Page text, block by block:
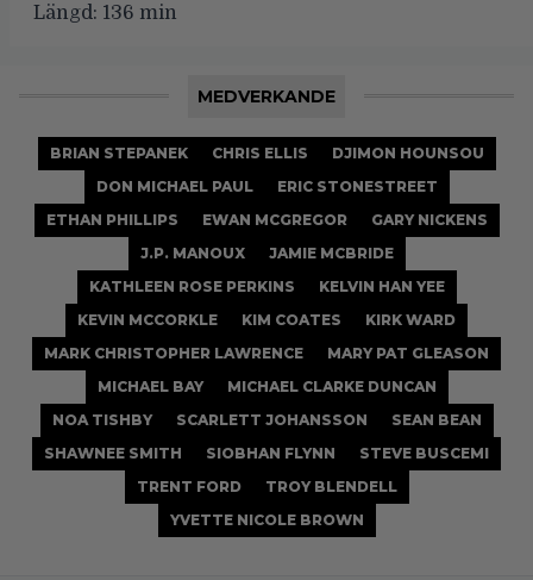
Längd: 136 min
MEDVERKANDE
BRIAN STEPANEK CHRIS ELLIS
DJIMON HOUNSOU
DON MICHAEL PAUL
ERIC STONESTREET
ETHAN PHILLIPS
EWAN MCGREGOR
GARY NICKENS
J.P. MANOUX
JAMIE MCBRIDE
KATHLEEN ROSE PERKINS
KELVIN HAN YEE
KEVIN MCCORKLE
KIM COATES
KIRK WARD
MARK CHRISTOPHER LAWRENCE
MARY PAT GLEASON
MICHAEL BAY
MICHAEL CLARKE DUNCAN
NOA TISHBY
SCARLETT JOHANSSON
SEAN BEAN
SHAWNEE SMITH
SIOBHAN FLYNN
STEVE BUSCEMI
TRENT FORD
TROY BLENDELL
YVETTE NICOLE BROWN